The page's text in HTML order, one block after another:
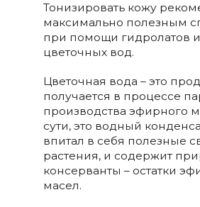
Тонизировать кожу
максимально полезным
при помощи гидролатов
цветочных вод.
Цветочная вода – это
получается в процессе
производства эфирного
сути, это водный
впитал в себя полезные
растения, и содержит
консерванты – остатки
масел.